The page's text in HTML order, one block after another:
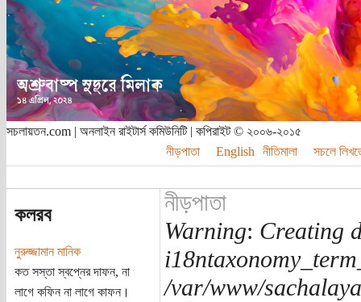
সচলায়তন.com | অনলাইন রাইটার্স কমিউনিটি | কপিরাইট © ২০০৬-২০১৫
নীড়পাতা
English নীতিমালা সচলে
কলরব
নুরুজ্জামান মানিক
কত সস্তা স্বপ্নের দাফন, না
লাগে কফিন না লাগে কাফন।
নীড়পাতা
Warning: Creating
/var/www/